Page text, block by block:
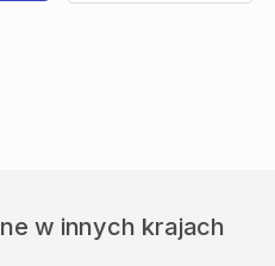
w innych krajach